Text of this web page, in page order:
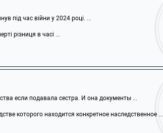
під час війни у 2024 році. ...
різниця в часі ...
если подавала сестра. И она документы ...
которого находится конкретное наследственное ...